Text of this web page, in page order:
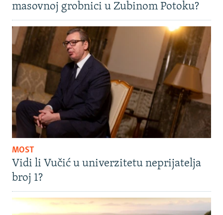
masovnoj grobnici u Zubinom Potoku?
MOST
Vidi li Vučić u univerzitetu neprijatelja
broj 1?